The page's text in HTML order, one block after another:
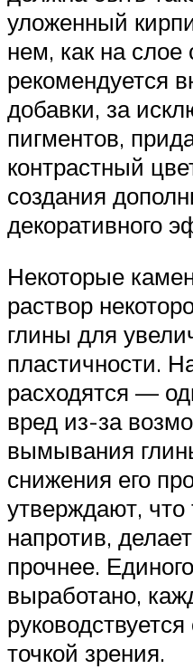
уложенный
нем, как на слое
рекомендуется
добавки, за
пигментов,
контрастный
создания
декоративного
Некоторые
раствор
глины для
пластичности.
расходятся —
вред из-за
вымывания
снижения его
утверждают, что
напротив,
прочнее.
выработано,
точкой зрения.